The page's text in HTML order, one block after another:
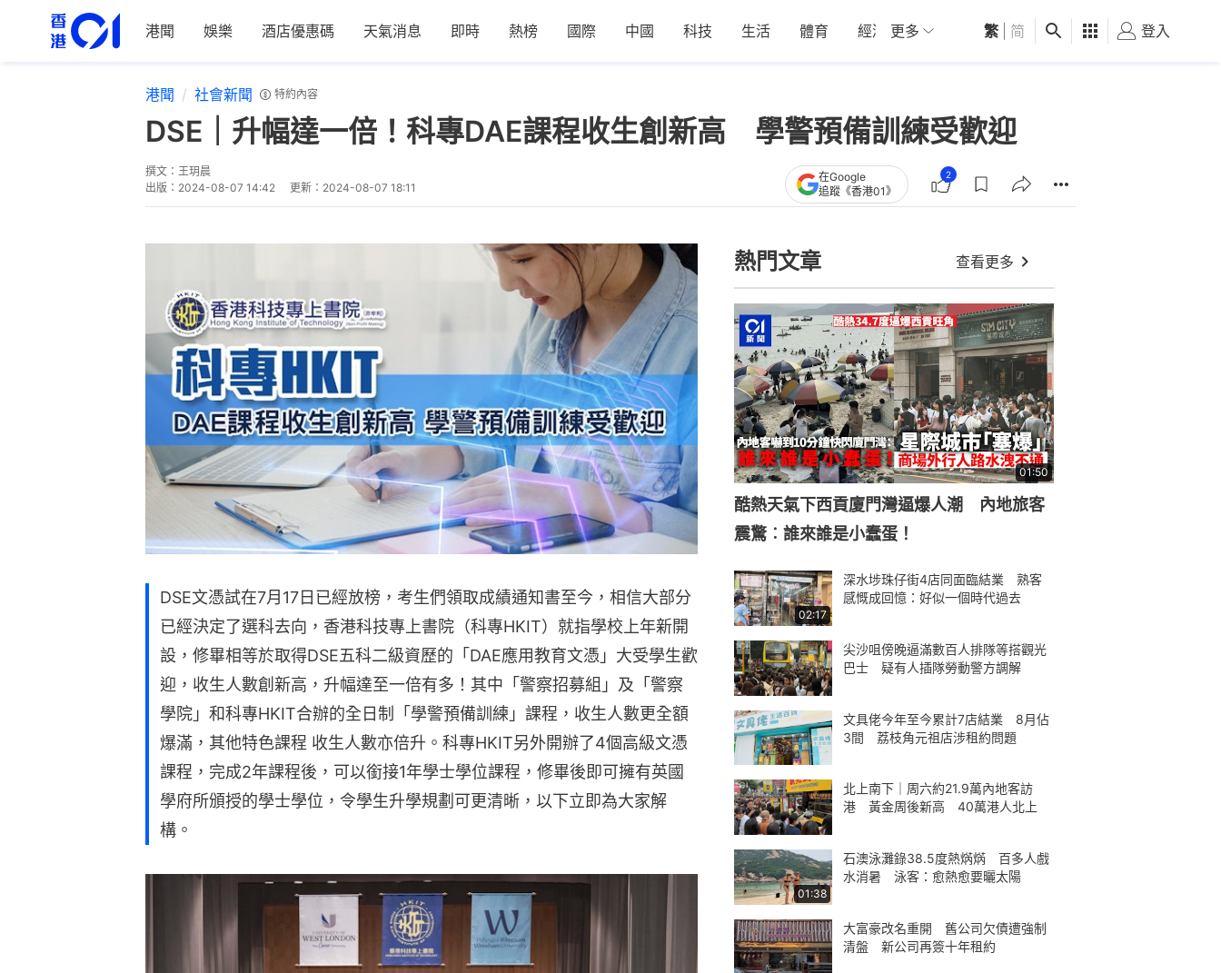
港聞 娛樂 酒店優惠碼 天氣消息 即時 熱榜 國際 中國 科技 生活 體育 經濟 01深圳 觀點 健康 好食玩飛
更多 繁 简 登入
港聞 社會新聞 特約內容
DSE｜升幅達一倍！科專DAE課程收生創新高 學警預備訓練受歡迎
撰文： 王玥晨
出版： 2024-08-07 14:42 更新： 2024-08-07 18:11
在Google
追蹤《香港01》
2
DSE文憑試在7月17日已經放榜，考生們領取成績通知書至今，相信大部分
已經決定了選科去向，香港科技專上書院（科專HKIT）就指學校上年新開
設，修畢相等於取得DSE五科二級資歷的「DAE應用教育文憑」大受學生歡
迎，收生人數創新高，升幅達至一倍有多！其中「警察招募組」及「警察
學院」和科專HKIT合辦的全日制「學警預備訓練」課程，收生人數更全額
爆滿，其他特色課程 收生人數亦倍升。科專HKIT另外開辦了4個高級文憑
課程，完成2年課程後，可以銜接1年學士學位課程，修畢後即可擁有英國
學府所頒授的學士學位，令學生升學規劃可更清晰，以下立即為大家解
構。
熱門文章 查看更多
01:50
酷熱天氣下西貢廈門灣逼爆人潮 內地旅客
震驚︰誰來誰是小蠢蛋！
02:17
深水埗珠仔街4店同面臨結業 熟客
感慨成回憶：好似一個時代過去
尖沙咀傍晚逼滿數百人排隊等搭觀光
巴士 疑有人插隊勞動警方調解
文具佬今年至今累計7店結業 8月佔
3間 荔枝角元祖店涉租約問題
北上南下｜周六約21.9萬內地客訪
港 黃金周後新高 40萬港人北上
01:38
石澳泳灘錄38.5度熱焫焫 百多人戲
水消暑 泳客：愈熱愈要曬太陽
大富豪改名重開 舊公司欠債遭強制
清盤 新公司再簽十年租約